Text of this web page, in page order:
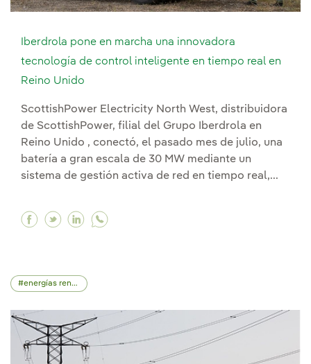
Iberdrola pone en marcha una innovadora
tecnología de control inteligente en tiempo real en
Reino Unido
ScottishPower Electricity North West, distribuidora
de ScottishPower, filial del Grupo Iberdrola en
Reino Unido , conectó, el pasado mes de julio, una
batería a gran escala de 30 MW mediante un
sistema de gestión activa de red en tiempo real,...
Facebook Iberdrola pone en marcha una
Twitter Iberdrola pone en marcha una
Linkedin Iberdrola pone en marcha
energías renovables